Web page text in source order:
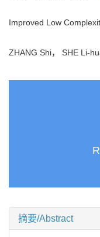
Improved Low
ZHANG Shi， SHE Li-
摘要/Abstract